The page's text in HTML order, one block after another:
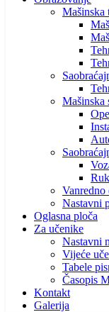
Mašinska
Mašinska
Vanredno
Nastavni
Oglasna ploča
Za učenike
Nastavni
Vijeće
Tabele
Časopis
Kontakt
Galerija